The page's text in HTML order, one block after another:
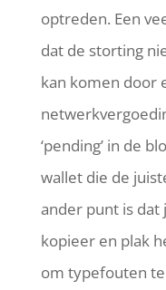
optreden. Een
dat de storting
kan komen door
‘pending’ in de
wallet die de
ander punt is dat
kopieer en plak
om typefouten